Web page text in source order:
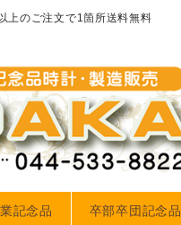
上のご注文で1箇所送料無料
記念品 卒部卒団記念品